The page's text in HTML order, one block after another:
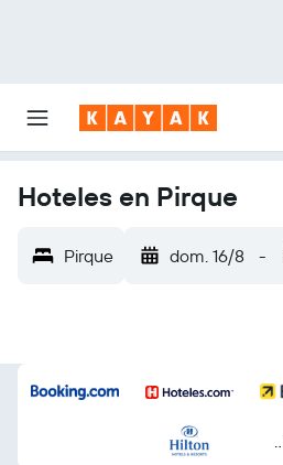
Hoteles en Pirque
Pirque dom. 16/8 -